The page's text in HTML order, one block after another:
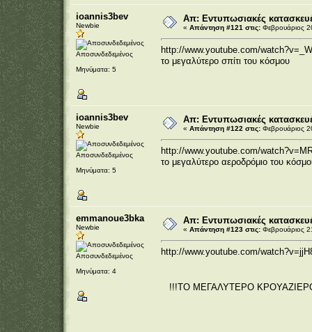
ioannis3bev
Newbie
Αποσυνδεδεμένος
Μηνύματα: 5
Απ: Εντυπωσιακές
« Απάντηση #121 στις:Φεβρουάριος
http://www.youtube.com/
το μεγαλύτερο σπίτι του κόσμου
ioannis3bev
Newbie
Αποσυνδεδεμένος
Μηνύματα: 5
Απ: Εντυπωσιακές
« Απάντηση #122 στις:Φεβρουάριος
http://www.youtube.com/
το μεγαλύτερο αεροδρόμιο του
emmanoue3bka
Newbie
Αποσυνδεδεμένος
Μηνύματα: 4
Απ: Εντυπωσιακές
« Απάντηση #123 στις:Φεβρουάριος
http://www.youtube.com/
!!!ΤΟ ΜΕΓΑΛΥΤΕΡΟ